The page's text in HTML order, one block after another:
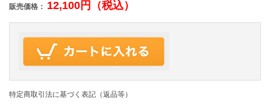
販売価格： 12,100円（税込）
特定商取引法に基づく表記（返品等）